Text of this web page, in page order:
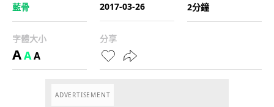
藍骨
2017-03-26
2分鐘
字體大小
AAA
分享
ADVERTISEMENT